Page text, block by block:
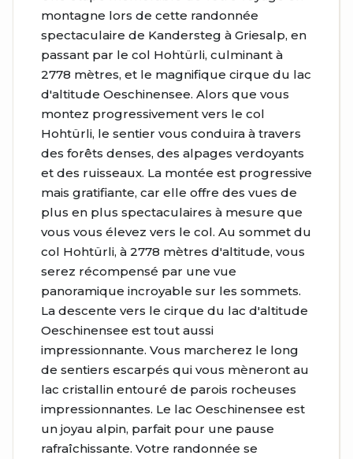
montagne lors de cette randonnée
spectaculaire de Kandersteg à Griesalp, en
passant par le col Hohtürli, culminant à
2778 mètres, et le magnifique cirque du lac
d'altitude Oeschinensee. Alors que vous
montez progressivement vers le col
Hohtürli, le sentier vous conduira à travers
des forêts denses, des alpages verdoyants
et des ruisseaux. La montée est progressive
mais gratifiante, car elle offre des vues de
plus en plus spectaculaires à mesure que
vous vous élevez vers le col. Au sommet du
col Hohtürli, à 2778 mètres d'altitude, vous
serez récompensé par une vue
panoramique incroyable sur les sommets.
La descente vers le cirque du lac d'altitude
Oeschinensee est tout aussi
impressionnante. Vous marcherez le long
de sentiers escarpés qui vous mèneront au
lac cristallin entouré de parois rocheuses
impressionnantes. Le lac Oeschinensee est
un joyau alpin, parfait pour une pause
rafraîchissante. Votre randonnée se